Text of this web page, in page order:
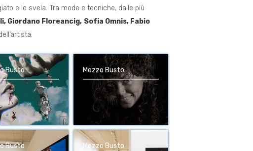
e lo svela. Tra mode e tecniche, dalle più
Giordano Floreancig, Sofia Omnis, Fabio
Busto Mezzo Busto
Busto Mezzo Busto